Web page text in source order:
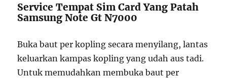
Service Tempat Sim Card Yang Patah
Samsung Note Gt N7000
Buka baut per kopling secara menyilang, lantas
keluarkan kampas kopling yang udah aus tadi.
Untuk memudahkan membuka baut per